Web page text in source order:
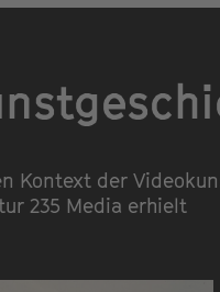
Kontext der
235 Media erhielt